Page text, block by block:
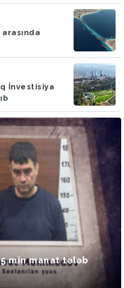
İnvestisiya
min manat tələb